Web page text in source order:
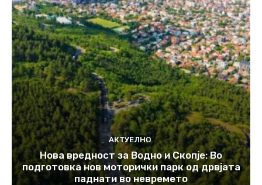
АКТУЕЛНО
Нова вредност за Водно и Скопје: Во
подготовка нов моторички парк од дрвјата
паднати во невремето